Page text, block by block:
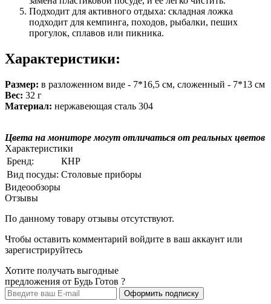
Подходит для активного отдыха: складная ложка
подходит для кемпинга, походов, рыбалки, пеших
прогулок, сплавов или пикника.
Характеристики:
Размер: в разложенном виде - 7*16,5 см, сложенный - 7*13 см
Вес: 32 г
Материал: нержавеющая сталь 304
Цвета на мониторе могут отличаться от реальных цветов
Характеристики
Бренд:
КНР
Вид посуды: Столовые приборы
Видеообзоры
Отзывы
По данному товару отзывы отсутствуют.
Чтобы оставить комментарий войдите в ваш аккаунт или
зарегистрируйтесь
Хотите получать выгодные
предложения от Будь Готов ?
Оформить подписку